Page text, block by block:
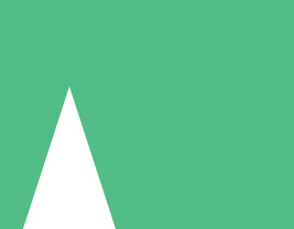
Credit-Pakete